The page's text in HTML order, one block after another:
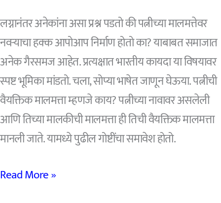
निर्णय
लग्नानंतर अनेकांना असा प्रश्न पडतो की पत्नीच्या मालमत्तेवर
नवऱ्याचा हक्क आपोआप निर्माण होतो का? याबाबत समाजात
अनेक गैरसमज आहेत. प्रत्यक्षात भारतीय कायदा या विषयावर
स्पष्ट भूमिका मांडतो. चला, सोप्या भाषेत जाणून घेऊया. पत्नीची
वैयक्तिक मालमत्ता म्हणजे काय? पत्नीच्या नावावर असलेली
आणि तिच्या मालकीची मालमत्ता ही तिची वैयक्तिक मालमत्ता
मानली जाते. यामध्ये पुढील गोष्टींचा समावेश होतो.
पत्नीच्या
Read More »